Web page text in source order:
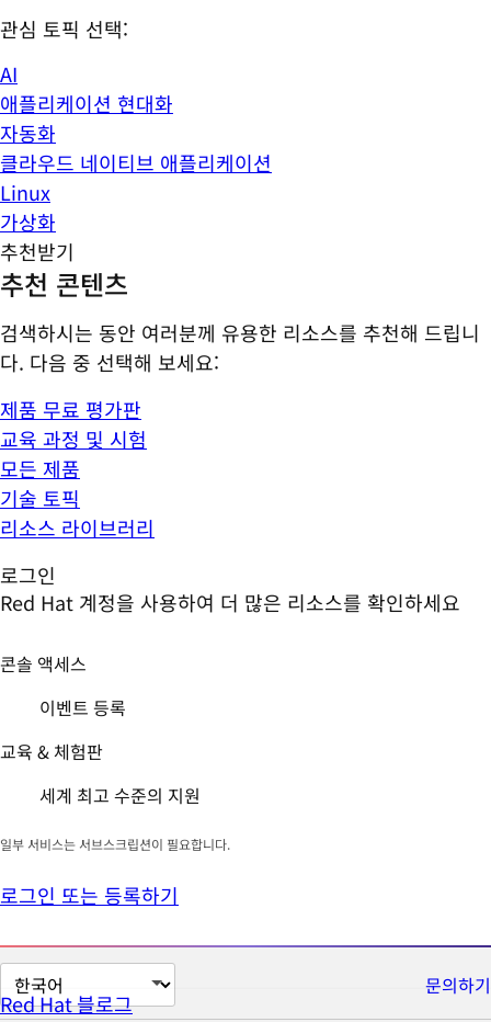
관심 토픽 선택:
AI
애플리케이션 현대화
자동화
클라우드 네이티브 애플리케이션
Linux
가상화
추천받기
추천 콘텐츠
검색하시는 동안 여러분께 유용한 리소스를 추천해 드립니
다. 다음 중 선택해 보세요:
제품 무료 평가판
교육 과정 및 시험
모든 제품
기술 토픽
리소스 라이브러리
로그인
Red Hat 계정을 사용하여 더 많은 리소스를 확인하세요
콘솔 액세스
이벤트 등록
교육 & 체험판
세계 최고 수준의 지원
일부 서비스는 서브스크립션이 필요합니다.
로그인 또는 등록하기
페
이
문의하기
Red Hat 블로그